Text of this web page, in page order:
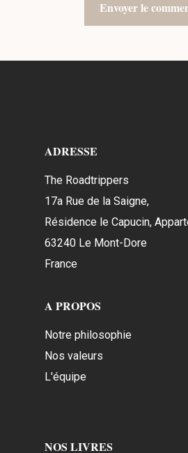
ADRESSE
The Roadtrippers
17a Rue de la Saigne,
Résidence le Capucin,
63240 Le Mont-Dore
France
A PROPOS
Notre philosophie
Nos valeurs
L'équipe
NOS LIVRES